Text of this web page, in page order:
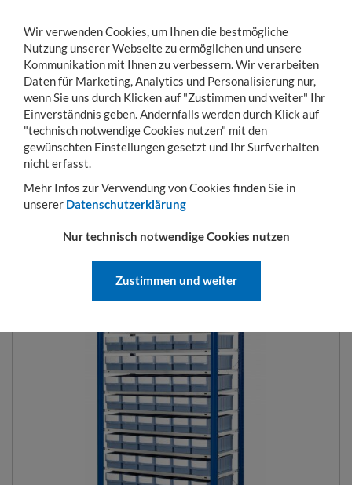
Toggle
navigation
MENÜ KONTO WARENKORB
Sie sind hier: Betriebseinrichtung Ordnungssysteme
STECKREGALE MIT MITTLEREN
VOLUMENREGALKÄSTEN
Wir verwenden Cookies, um Ihnen die bestmögliche
Nutzung unserer Webseite zu ermöglichen und unsere
Kommunikation mit Ihnen zu verbessern. Wir verarbeiten
Daten für Marketing, Analytics und Personalisierung nur,
wenn Sie uns durch Klicken auf "Zustimmen und weiter" Ihr
Einverständnis geben. Andernfalls werden durch Klick auf
"technisch notwendige Cookies nutzen" mit den
gewünschten Einstellungen gesetzt und Ihr Surfverhalten
nicht erfasst.
Mehr Infos zur Verwendung von Cookies finden Sie in
unserer Datenschutzerklärung
Nur technisch notwendige Cookies nutzen
Zustimmen und weiter